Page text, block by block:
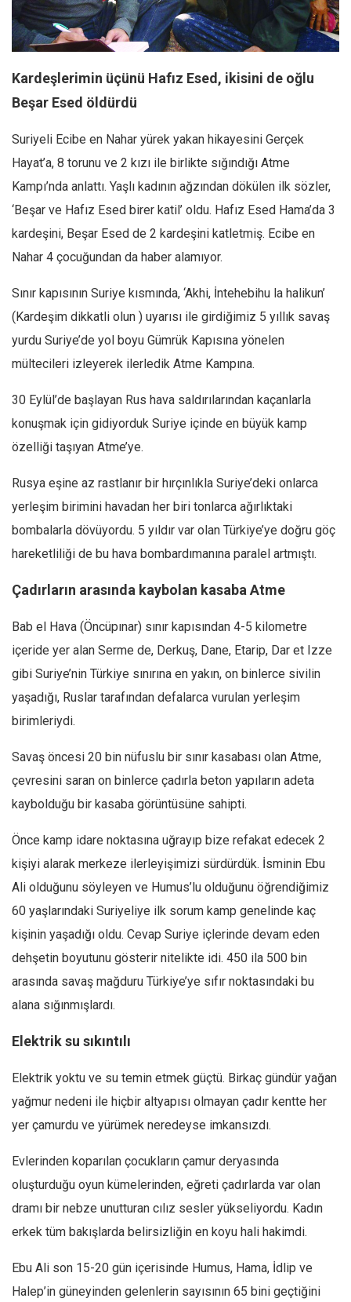
Facebook
Instagram
Editörden
Kemal Özer
Mahmut Toptaş
Yvonne Ridley
Hasanali Yıldırım
Leyla Şerif Emin
Selçuk Türkyılmaz
Abir E. Nahas
Amina S. Jenenkovic
Bağdagül Öz
Esra Elönü
» Yazar arşivi
Bu Sayı
Tüm Sayılar
Kategoriler
Kültür Sanat
Kitap
Karisi kitap sualleri
7 soruda bu hafta
Ekonomi
Spor
Manzara
Sağlık
Siyaset
Dünya
Avrupa
Asya
Afrika
İslam Dünyası
Avustralya
Dosyalar
Kardeşlerimin üçünü Hafız Esed, ikisini de oğlu
Beşar Esed öldürdü
Suriyeli Ecibe en Nahar yürek yakan hikayesini Gerçek
Hayat’a, 8 torunu ve 2 kızı ile birlikte sığındığı Atme
Kampı’nda anlattı. Yaşlı kadının ağzından dökülen ilk sözler,
‘Beşar ve Hafız Esed birer katil’ oldu. Hafız Esed Hama’da 3
kardeşini, Beşar Esed de 2 kardeşini katletmiş. Ecibe en
Nahar 4 çocuğundan da haber alamıyor.
Sınır kapısının Suriye kısmında, ‘Akhi, İntehebihu la halikun’
(Kardeşim dikkatli olun ) uyarısı ile girdiğimiz 5 yıllık savaş
yurdu Suriye’de yol boyu Gümrük Kapısına yönelen
mültecileri izleyerek ilerledik Atme Kampına.
30 Eylül’de başlayan Rus hava saldırılarından kaçanlarla
konuşmak için gidiyorduk Suriye içinde en büyük kamp
özelliği taşıyan Atme’ye.
Rusya eşine az rastlanır bir hırçınlıkla Suriye’deki onlarca
yerleşim birimini havadan her biri tonlarca ağırlıktaki
bombalarla dövüyordu. 5 yıldır var olan Türkiye’ye doğru göç
hareketliliği de bu hava bombardımanına paralel artmıştı.
Çadırların arasında kaybolan kasaba Atme
Bab el Hava (Öncüpınar) sınır kapısından 4-5 kilometre
içeride yer alan Serme de, Derkuş, Dane, Etarip, Dar et Izze
gibi Suriye’nin Türkiye sınırına en yakın, on binlerce sivilin
yaşadığı, Ruslar tarafından defalarca vurulan yerleşim
birimleriydi.
Savaş öncesi 20 bin nüfuslu bir sınır kasabası olan Atme,
çevresini saran on binlerce çadırla beton yapıların adeta
kaybolduğu bir kasaba görüntüsüne sahipti.
Önce kamp idare noktasına uğrayıp bize refakat edecek 2
kişiyi alarak merkeze ilerleyişimizi sürdürdük. İsminin Ebu
Ali olduğunu söyleyen ve Humus’lu olduğunu öğrendiğimiz
60 yaşlarındaki Suriyeliye ilk sorum kamp genelinde kaç
kişinin yaşadığı oldu. Cevap Suriye içlerinde devam eden
dehşetin boyutunu gösterir nitelikte idi. 450 ila 500 bin
arasında savaş mağduru Türkiye’ye sıfır noktasındaki bu
alana sığınmışlardı.
Elektrik su sıkıntılı
Elektrik yoktu ve su temin etmek güçtü. Birkaç gündür yağan
yağmur nedeni ile hiçbir altyapısı olmayan çadır kentte her
yer çamurdu ve yürümek neredeyse imkansızdı.
Evlerinden koparılan çocukların çamur deryasında
oluşturduğu oyun kümelerinden, eğreti çadırlarda var olan
dramı bir nebze unutturan cılız sesler yükseliyordu. Kadın
erkek tüm bakışlarda belirsizliğin en koyu hali hakimdi.
Ebu Ali son 15-20 gün içerisinde Humus, Hama, İdlip ve
Halep’in güneyinden gelenlerin sayısının 65 bini geçtiğini